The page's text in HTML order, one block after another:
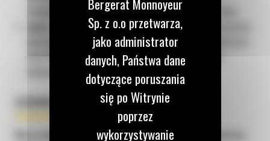
stabilność budżetową przez cały okres trwania kontraktu;
opcja „wynajmij i kup” – umożliwia przetestowanie maszyn
podczas wykonywania różnych zleceń – od precyzyjnych prac
hydrotechnicznych nad Brdą czy Wisłą po intensywną
eksploatację na dużych placach budowy.
SZEROKI WYBÓR MASZYN BUDOWLANYCH
Nasza wypożyczalnia sprzętu budowlanego w Bydgoszczy
Bergerat Monnoyeur
Sp. z o.o przetwarza,
jako administrator
danych, Państwa dane
dotyczące poruszania
się po Witrynie
poprzez
wykorzystywanie